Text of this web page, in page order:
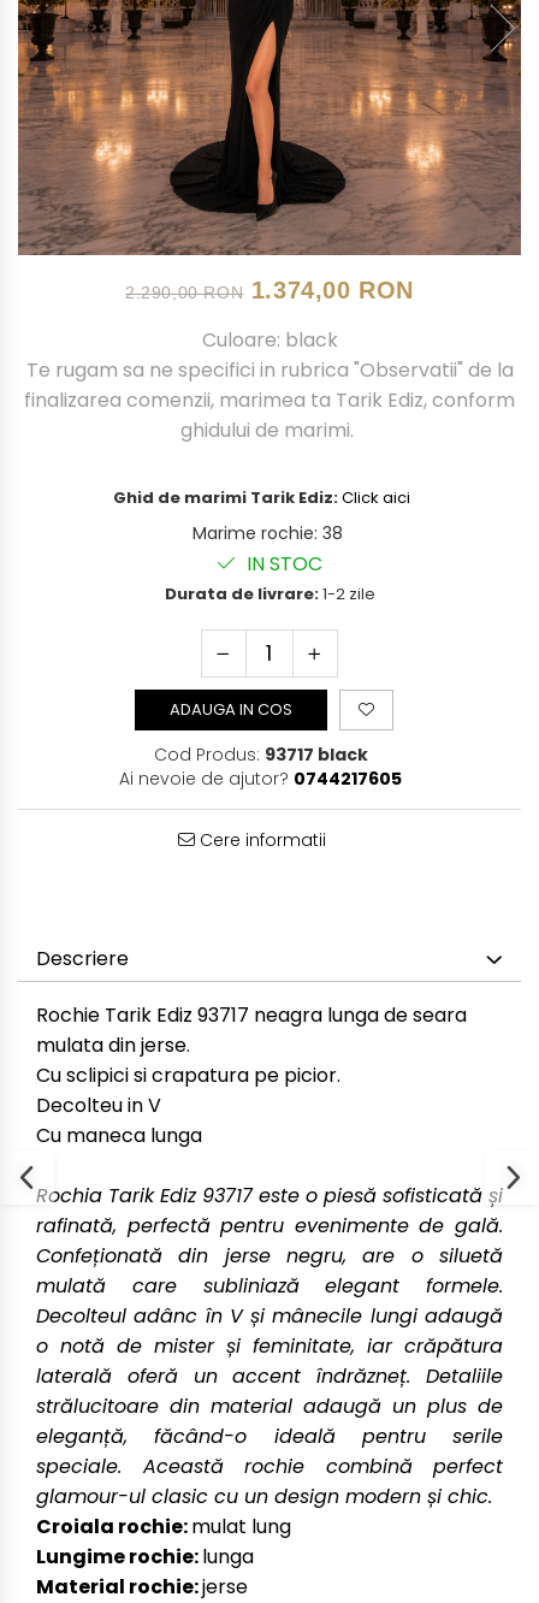
2.290,00 RON 1.374,00 RON
Culoare: black
Te rugam sa ne specifici in rubrica "Observatii" de la
finalizarea comenzii, marimea ta Tarik Ediz, conform
ghidului de marimi.
Ghid de marimi Tarik Ediz:Click aici
Marime rochie: 38
IN STOC
Durata de livrare:1-2 zile
ADAUGA IN COS
Cod Produs: 93717 black
Ai nevoie de ajutor? 0744217605
Cere informatii
Descriere
Rochie Tarik Ediz 93717 neagra lunga de seara
mulata din jerse.
Cu sclipici si crapatura pe picior.
Decolteu in V
Cu maneca lunga
Rochia Tarik Ediz 93717 este o piesă sofisticată și
rafinată, perfectă pentru evenimente de gală.
Confeționată din jerse negru, are o siluetă
mulată care subliniază elegant formele.
Decolteul adânc în V și mânecile lungi adaugă
o notă de mister și feminitate, iar crăpătura
laterală oferă un accent îndrăzneț. Detaliile
strălucitoare din material adaugă un plus de
eleganță, făcând-o ideală pentru serile
speciale. Această rochie combină perfect
glamour-ul clasic cu un design modern și chic.
Croiala rochie:mulat lung
Lungime rochie:lunga
Material rochie:jerse